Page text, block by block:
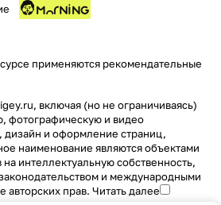
применяются рекомендательные
включая (но не ограничиваясь)
фотографическую и видео
дизайн и оформление страниц,
наименование являются объектами
на интеллектуальную собственность,
и международными
авторских прав. Читать далее